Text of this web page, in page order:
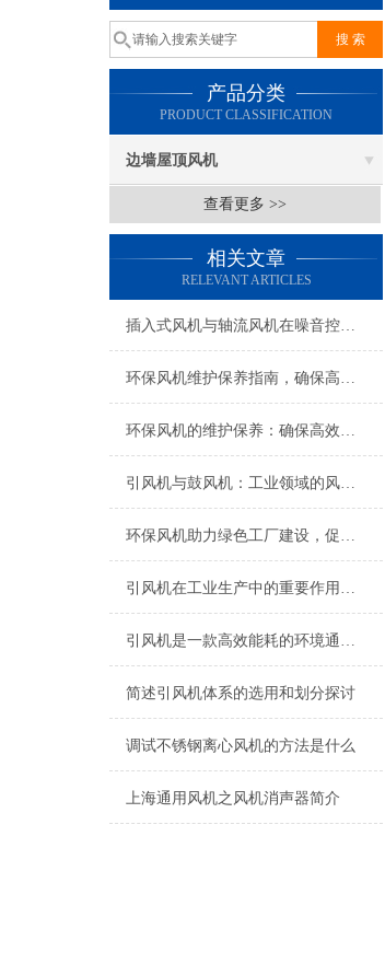
产品分类
PRODUCT CLASSIFICATION
边墙屋顶风机
查看更多 >>
相关文章
RELEVANT ARTICLES
插入式风机与轴流风机在噪音控制上有何差异？
环保风机维护保养指南，确保高效稳定运行
环保风机的维护保养：确保高效运行的关键
引风机与鼓风机：工业领域的风动双子星
环保风机助力绿色工厂建设，促进节能减排
引风机在工业生产中的重要作用及发展趋势
引风机是一款高效能耗的环境通风设备
简述引风机体系的选用和划分探讨
调试不锈钢离心风机的方法是什么
上海​通用风机之风机消声器简介